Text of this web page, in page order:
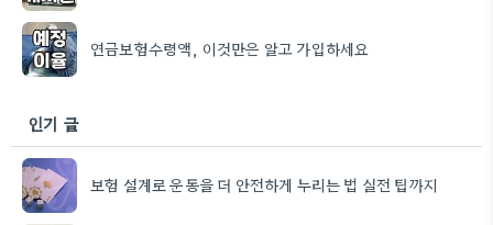
연금보험수령액, 이것만은 알고 가입하세요
인기 글
보험 설계로 운동을 더 안전하게 누리는 법 실전 팁까지